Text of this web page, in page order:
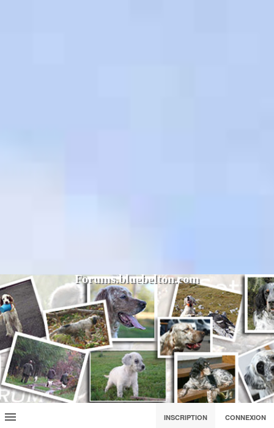
Forums.bluebelton.com
INSCRIPTION CONNEXION